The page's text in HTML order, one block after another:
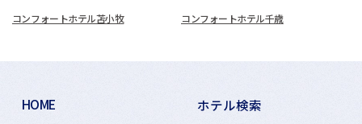
コンフォートホテル苫小牧 コンフォートホテル千歳
HOME
ホテル検索